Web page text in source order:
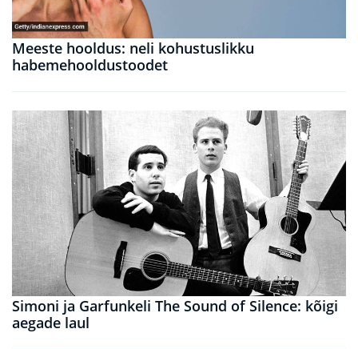
Meeste hooldus: neli kohustuslikku
habemehooldustoodet
Simoni ja Garfunkeli The Sound of Silence: kõigi
aegade laul